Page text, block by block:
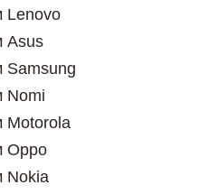
Lenovo
Asus
Samsung
Nomi
Motorola
Oppo
Nokia